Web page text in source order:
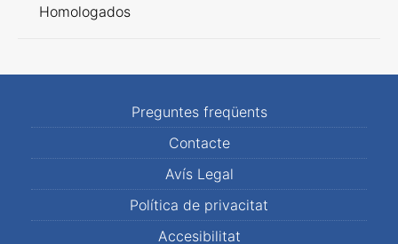
Homologados
Preguntes freqüents
Contacte
Avís Legal
Política de privacitat
Accesibilitat